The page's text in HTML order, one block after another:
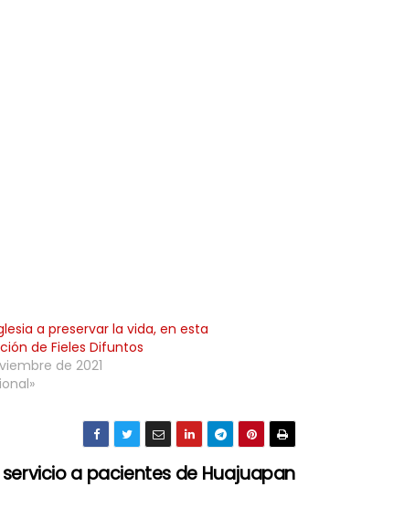
a preservar la vida, en esta
de Fieles Difuntos
de 2021
a pacientes de Huajuapan